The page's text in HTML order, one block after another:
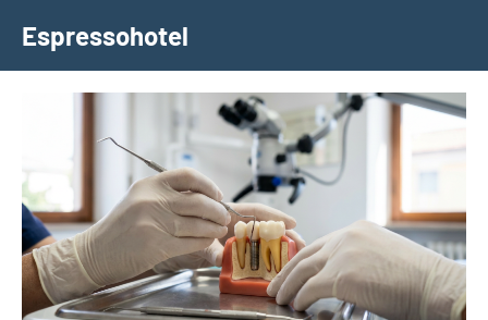
contenuto
Espressohotel
Dove
le